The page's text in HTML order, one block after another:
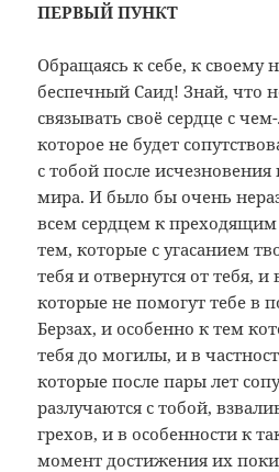
ПЕРВЫЙ ПУНКТ
Обращаясь к себе, к своему
беспечный Саид! Знай, что
связывать своё сердце с
которое не будет
с тобой после исчезновения
мира. И было бы очень
всем сердцем к
тем, которые с угасанием
тебя и отвернутся от тебя,
которые не помогут тебе в
Берзах, и особенно к тем
тебя до могилы, и в
которые после пары лет
разлучаются с тобой,
грехов, и в особенности к
момент достижения их